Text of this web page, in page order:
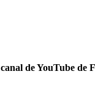
de YouTube